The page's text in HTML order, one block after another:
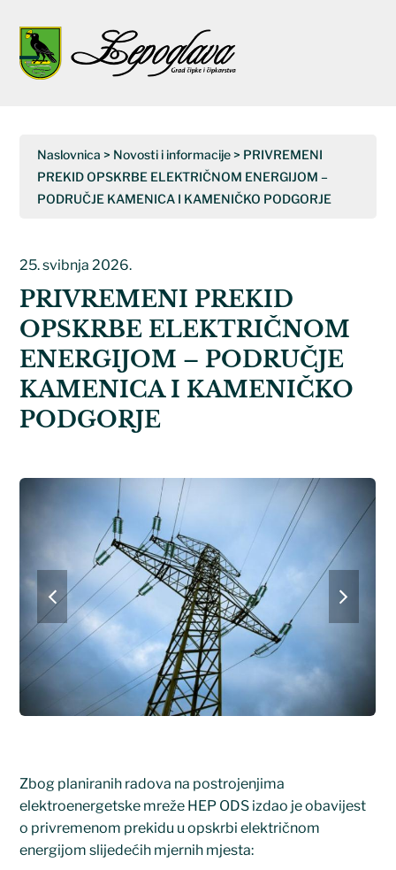
Ova
web
stranica
Open
Close
Naslovnica > Novosti i informacije > PRIVREMENI
PREKID OPSKRBE ELEKTRIČNOM ENERGIJOM –
PODRUČJE KAMENICA I KAMENIČKO PODGORJE
25. svibnja 2026.
PRIVREMENI PREKID
OPSKRBE ELEKTRIČNOM
ENERGIJOM – PODRUČJE
KAMENICA I KAMENIČKO
PODGORJE
previous
slide
slide
Zbog planiranih radova na postrojenjima
elektroenergetske mreže HEP ODS izdao je obavijest
o privremenom prekidu u opskrbi električnom
energijom slijedećih mjernih mjesta: